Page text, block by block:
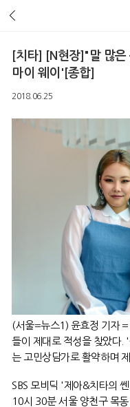
[치타] [N현장]"말 많
마이 웨이'[종합]
2018.06.25
(서울=뉴스1) 윤효정 기자
들이 제대로 적성을 찾았다.
는 고민상담가로 활약하며
SBS 모비딕 '제아&치타의
10시 30분 서울 양천구 목동